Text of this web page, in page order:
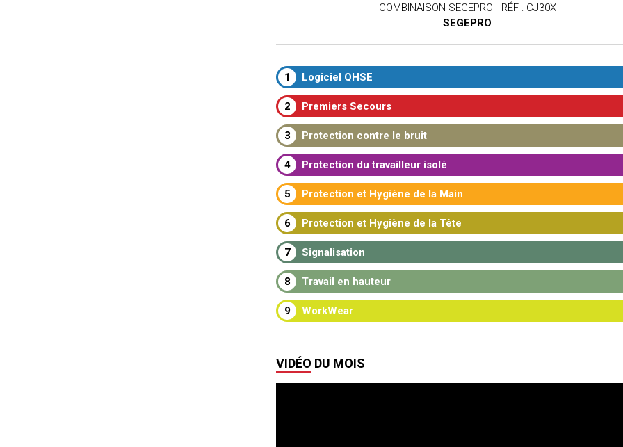
COMBINAISON SEGEPRO - RÉF : CJ30X
SEGEPRO
1 Logiciel QHSE
2 Premiers Secours
3 Protection contre le bruit
4 Protection du travailleur isolé
5 Protection et Hygiène de la Main
6 Protection et Hygiène de la Tête
7 Signalisation
8 Travail en hauteur
9 WorkWear
VIDÉO DU MOIS